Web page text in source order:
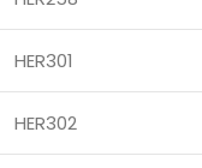
HER301
HER302